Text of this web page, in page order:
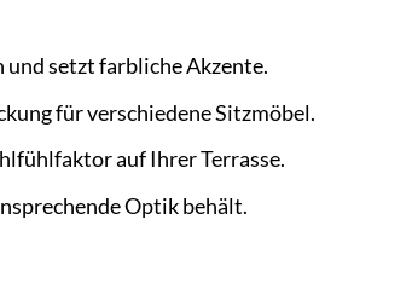
und setzt farbliche Akzente.
für verschiedene Sitzmöbel.
auf Ihrer Terrasse.
Optik behält.